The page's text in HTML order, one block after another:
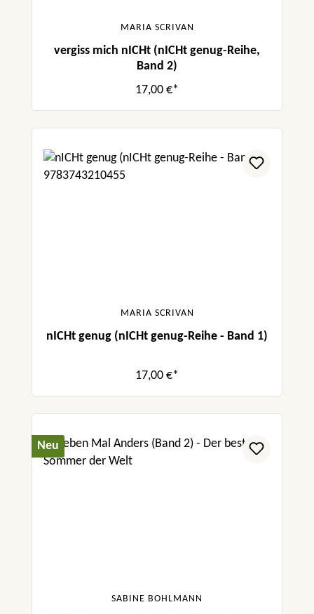
MARIA SCRIVAN
vergiss mich nICHt (nICHt genug-Reihe,
Band 2)
17,00 €*
MARIA SCRIVAN
nICHt genug (nICHt genug-Reihe - Band 1)
17,00 €*
Neu
SABINE BOHLMANN